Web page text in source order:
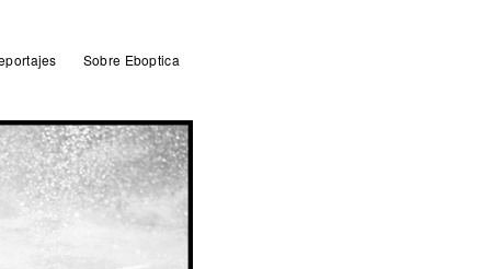
Sobre Eboptica